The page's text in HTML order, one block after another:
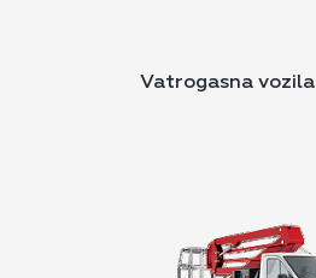
Vatrogasna vozila